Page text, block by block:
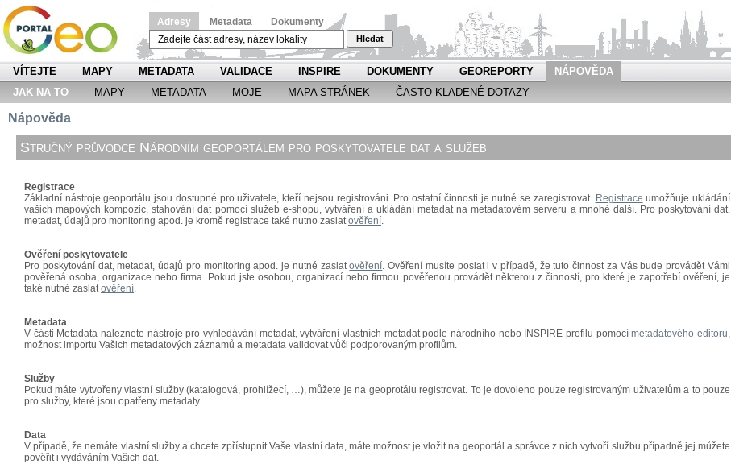
Adresy Metadata Dokumenty
Hledat
VÍTEJTE MAPY METADATA VALIDACE INSPIRE DOKUMENTY GEOREPORTY
NÁPOVĚDA
JAK NA TO
MAPY METADATA MOJE MAPA STRÁNEK ČASTO KLADENÉ DOTAZY
Nápověda
Stručný průvodce Národním geoportálem pro poskytovatele dat a služeb
Registrace
Základní nástroje geoportálu jsou dostupné pro uživatele, kteří nejsou registrováni. Pro ostatní činnosti je nutné se zaregistrovat. Registrace umožňuje ukládání
vašich mapových kompozic, stahování dat pomocí služeb e-shopu, vytváření a ukládání metadat na metadatovém serveru a mnohé další. Pro poskytování dat,
metadat, údajů pro monitoring apod. je kromě registrace také nutno zaslatověření.
Ověření poskytovatele
Pro poskytování dat, metadat, údajů pro monitoring apod. je nutné zaslatověření. Ověření musíte poslat i v případě, že tuto činnost za Vás bude provádět Vámi
pověřená osoba, organizace nebo firma. Pokud jste osobou, organizací nebo firmou pověřenou provádět některou z činností, pro které je zapotřebí ověření, je
také nutné zaslatověření.
Metadata
V části Metadata naleznete nástroje pro vyhledávání metadat, vytváření vlastních metadat podle národního nebo INSPIRE profilu pomocímetadatového editoru,
možnost importu Vašich metadatových záznamů a metadata validovat vůči podporovaným profilům.
Služby
Pokud máte vytvořeny vlastní služby (katalogová, prohlížecí, …), můžete je na geoprotálu registrovat. To je dovoleno pouze registrovaným uživatelům a to pouze
pro služby, které jsou opatřeny metadaty.
Data
V případě, že nemáte vlastní služby a chcete zpřístupnit Vaše vlastní data, máte možnost je vložit na geoportál a správce z nich vytvoří službu případně jej můžete
pověřit i vydáváním Vašich dat.